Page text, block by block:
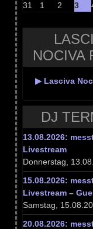
31
1 2 3
NOCIVA
▶ Lasciva
DJ
13.08.2026:
Livestream
Donnerstag,
15.08.2026:
Livestream –
Samstag,
20.08.2026: